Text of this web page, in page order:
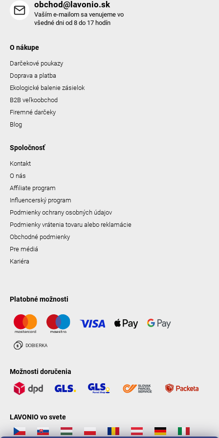
obchod@lavonio.sk
Vaším e-mailom sa venujeme vo
všedné dni od 8 do 17 hodín
O nákupe
Darčekové poukazy
Doprava a platba
Ekologické balenie zásielok
B2B veľkoobchod
Firemné darčeky
Blog
Spoločnosť
Kontakt
O nás
Affiliate program
Influencerský program
Podmienky ochrany osobných údajov
Podmienky vrátenia tovaru alebo reklamácie
Obchodné podmienky
Pre médiá
Kariéra
Platobné možnosti
Možnosti doručenia
LAVONIO vo svete